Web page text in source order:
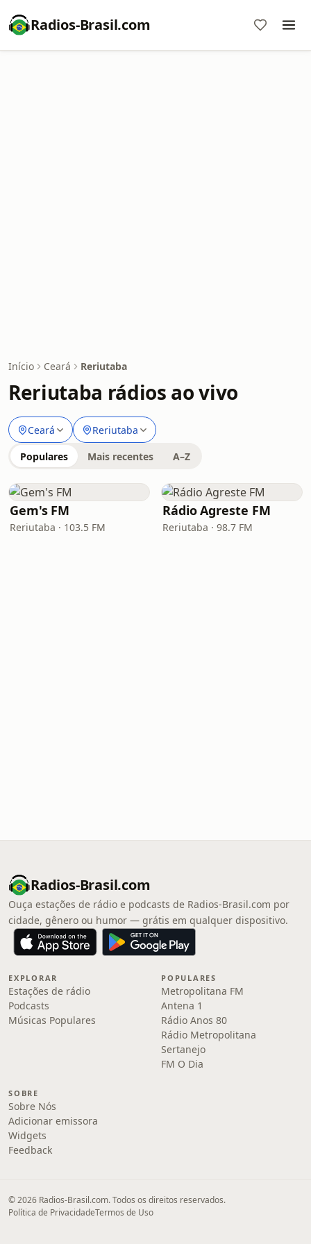
Radios-Brasil.com
Início Ceará Reriutaba
Reriutaba rádios ao vivo
Ceará Reriutaba
Populares Mais recentes A–Z
Gem's FM
Reriutaba · 103.5 FM
Rádio Agreste FM
Reriutaba · 98.7 FM
Radios-Brasil.com
Ouça estações de rádio e podcasts de Radios-Brasil.com por
cidade, gênero ou humor — grátis em qualquer dispositivo.
EXPLORAR
Estações de rádio
Podcasts
Músicas Populares
POPULARES
Metropolitana FM
Antena 1
Rádio Anos 80
Rádio Metropolitana
Sertanejo
FM O Dia
SOBRE
Sobre Nós
Adicionar emissora
Widgets
Feedback
© 2026 Radios-Brasil.com. Todos os direitos reservados.
Política de PrivacidadeTermos de Uso